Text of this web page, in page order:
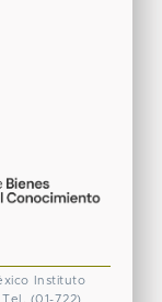
Instituto